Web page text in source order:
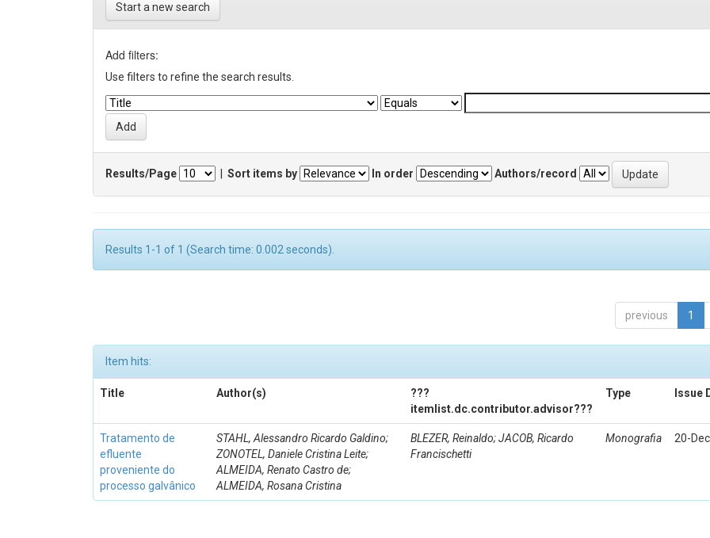
Start a new search
Add filters:
Use filters to refine the search results.
Results/Page Sort items by In order Authors/record
Results 1-1 of 1 (Search time: 0.002 seconds).
previous 1
Item hits:
Title Author(s)
???
itemlist.dc.contributor.advisor???
Type Issue
Tratamento de
efluente
proveniente do
processo galvânico
STAHL, Alessandro Ricardo Galdino;
ZONOTEL, Daniele Cristina Leite;
ALMEIDA, Renato Castro de;
ALMEIDA, Rosana Cristina
BLEZER, Reinaldo; JACOB, Ricardo
Francischetti
Monografia 20-